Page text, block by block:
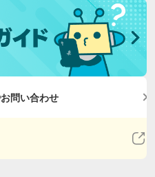
お問い合わせ